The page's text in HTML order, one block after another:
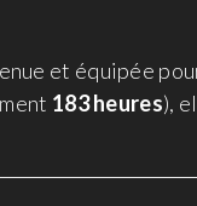
et équipée
183 heures),